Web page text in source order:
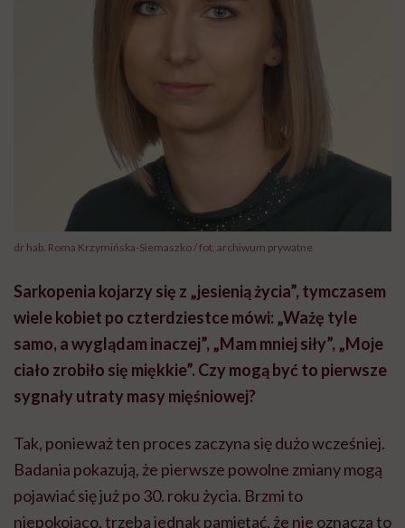
dr hab. Roma Krzymińska-Siemaszko / fot. archiwum prywatne
Sarkopenia kojarzy się z „jesienią życia”, tymczasem
wiele kobiet po czterdziestce mówi: „Ważę tyle
samo, a wyglądam inaczej”, „Mam mniej siły”, „Moje
ciało zrobiło się miękkie”. Czy mogą być to pierwsze
sygnały utraty masy mięśniowej?
Tak, ponieważ ten proces zaczyna się dużo wcześniej.
Badania pokazują, że pierwsze powolne zmiany mogą
pojawiać się już po 30. roku życia. Brzmi to
niepokojąco, trzeba jednak pamiętać, że nie oznacza to